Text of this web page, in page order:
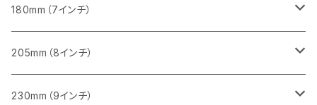
一般道路カッター用
405mm（16インチ）
一般道路カッター用
455ｍｍ（18インチ）
一般道路カッター用
コンクリート切断用
ブロック切断用
レンガ切断用
みかげ石（御影石）切断用
コンクリート切断用
ブロック切断用
みかげ石（御影石）切断用
コンクリート切断用
ブロック切断用
180mm（7インチ）
みかげ石（御影石）切断用
コンクリート切断用
205mm（8インチ）
みかげ石（御影石）切断用
230mm（9インチ）